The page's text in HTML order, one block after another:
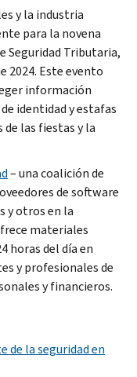
y la industria
para la novena
Seguridad Tributaria,
2024. Este evento
información
identidad y estafas
las fiestas y la
– una coalición de
de software
y otros en la
materiales
horas del día en
y profesionales de
y financieros.
de la seguridad en